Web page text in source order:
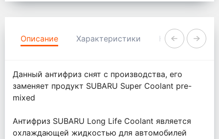
Описание Характеристики Комментарии
Данный антифриз снят с производства, его
заменяет продукт SUBARU Super Coolant pre-
mixed
Антифриз SUBARU Long Life Coolant является
охлаждающей жидкостью для автомобилей